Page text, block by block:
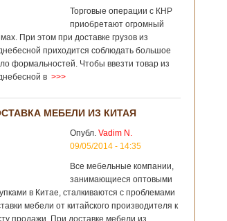
Торговые операции с КНР
приобретают огромный
При этом при доставке грузов из
приходится соблюдать большое
формальностей. Чтобы ввезти товар из
в >>>
МЕБЕЛИ ИЗ КИТАЯ
Опубл. Vadim N.
09/05/2014 - 14:35
Все мебельные компании,
занимающиеся оптовыми
в Китае, сталкиваются с проблемами
мебели от китайского производителя к
продажи. При доставке мебели из